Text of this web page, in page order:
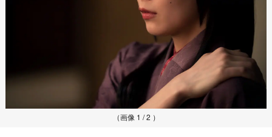
（画像 1 / 2 ）